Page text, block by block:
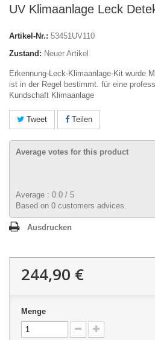
UV Klimaanlage Leck
Artikel-Nr.: 53451UV110
Zustand: Neuer Artikel
Erkennung-Leck-Klimaanlage-Kit wurde
ist in der Regel bestimmt. für eine
Kundschaft Klimaanlage
Tweet Teilen
Average votes for this product
Average : 0.0 / 5
Based on 0 customers advices.
Ausdrucken
244,90 €
Menge